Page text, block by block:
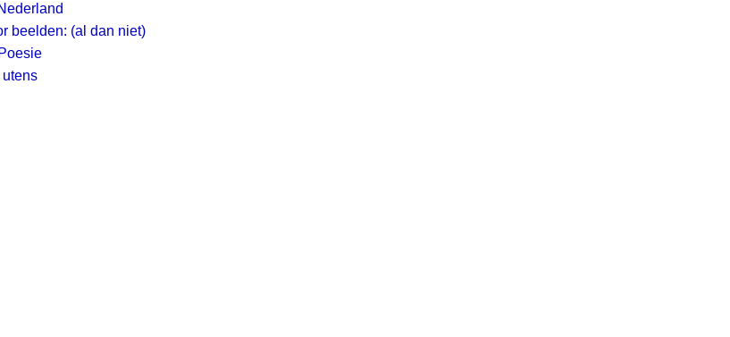
beelden: (al dan niet)
utens